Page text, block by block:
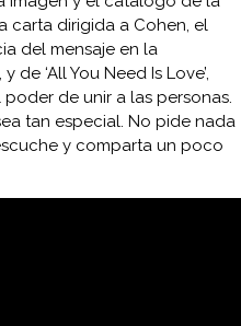
carta dirigida a Cohen, el
del mensaje en la
‘All You Need Is Love’,
de unir a las personas.
tan especial. No pide nada
y comparta un poco